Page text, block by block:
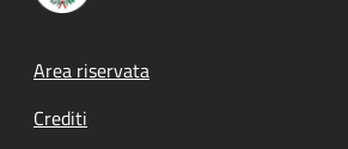
Footer menu
Area riservata
Crediti